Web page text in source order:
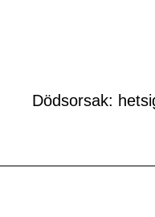
Dödsorsak: